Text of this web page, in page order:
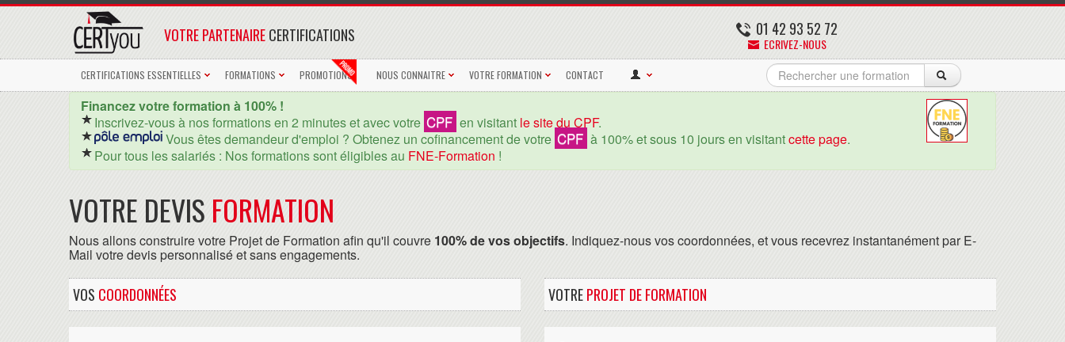
01 42 93 52 72
ECRIVEZ-NOUS
VOTRE PARTENAIRECERTIFICATIONS
CERTIFICATIONS ESSENTIELLES FORMATIONS PROMOTIONS NOUS CONNAITRE VOTRE FORMATION CONTACT
Financez votre formation à 100% !
Inscrivez-vous à nos formations en 2 minutes et avec votre CPF en visitant le site du CPF.
Vous êtes demandeur d'emploi ? Obtenez un cofinancement de votre CPF à 100% et sous 10 jours en visitantcette page.
Pour tous les salariés : Nos formations sont éligibles au FNE-Formation !
VOTRE DEVIS FORMATION
Nous allons construire votre Projet de Formation afin qu'il couvre 100% de vos objectifs. Indiquez-nous vos coordonnées, et vous recevrez instantanément par E-
Mail votre devis personnalisé et sans engagements.
VOS COORDONNÉES VOTREPROJET DE FORMATION